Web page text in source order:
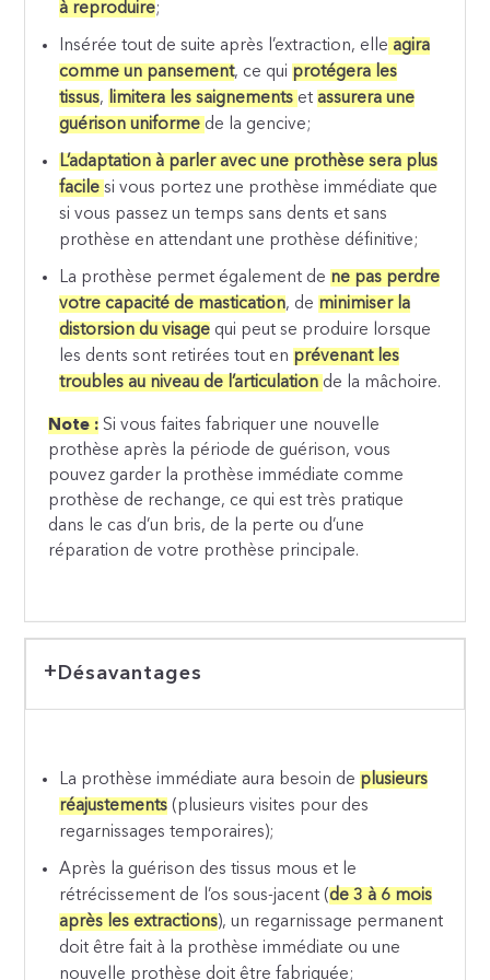
à reproduire;
Insérée tout de suite après l’extraction, elle agira
comme un pansement, ce qui protégera les
tissus, limitera les saignements et assurera une
guérison uniforme de la gencive;
L’adaptation à parler avec une prothèse sera plus
facilesi vous portez une prothèse immédiate que
si vous passez un temps sans dents et sans
prothèse en attendant une prothèse définitive;
La prothèse permet également de ne pas perdre
votre capacité de mastication, de minimiser la
distorsion du visage qui peut se produire lorsque
les dents sont retirées tout en prévenant les
troubles au niveau de l’articulation de la mâchoire.
Note : Si vous faites fabriquer une nouvelle
prothèse après la période de guérison, vous
pouvez garder la prothèse immédiate comme
prothèse de rechange, ce qui est très pratique
dans le cas d’un bris, de la perte ou d’une
réparation de votre prothèse principale.
Désavantages
La prothèse immédiate aura besoin de plusieurs
réajustements (plusieurs visites pour des
regarnissages temporaires);
Après la guérison des tissus mous et le
rétrécissement de l’os sous-jacent (de 3 à 6 mois
après les extractions), un regarnissage permanent
doit être fait à la prothèse immédiate ou une
nouvelle prothèse doit être fabriquée;